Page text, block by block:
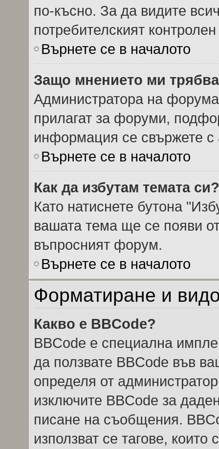
по-късно. За да видите
потребителският
Върнете се в началото
Защо мнението ми
Администратора на
прилагат за форуми,
информация се свържете с
Върнете се в началото
Как да избутам темата си?
Като натиснете бутона
вашата тема ще се появи
въпросният форум.
Върнете се в началото
Форматиране и
Какво е BBCode?
BBCode е специална
да ползвате BBCode във
определя от
изключите BBCode за
писане на съобщения.
използват се тагове, които